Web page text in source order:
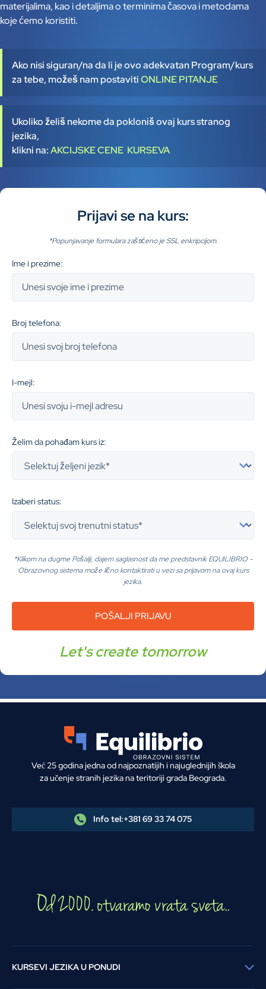
materijalima, kao i detaljima o terminima časova i metodama
koje ćemo koristiti.
Ako nisi siguran/na da li je ovo adekvatan Program/kurs
za tebe, možeš nam postavitiONLINE PITANJE
Ukoliko želiš nekome da pokloniš ovaj kurs stranog
jezika,
klikni na:AKCIJSKE CENE KURSEVA
Prijavi se na kurs:
*Popunjavanje formulara zaštićeno je SSL enkripcijom.
Ime i prezime:
Broj telefona:
I-mejl:
Želim da pohađam kurs iz:
Izaberi status:
*Klikom na dugme Pošalji, dajem saglasnost da me predstavnik EQUILIBRIO -
Obrazovnog sistema može lično kontaktirati u vezi sa prijavom na ovaj kurs
jezika.
Let's create tomorrow
Već 25 godina jedna od najpoznatijih i najuglednijih škola
za učenje stranih jezika na teritoriji grada Beograda.
Info tel:+381 69 33 74 075
KURSEVI JEZIKA U PONUDI